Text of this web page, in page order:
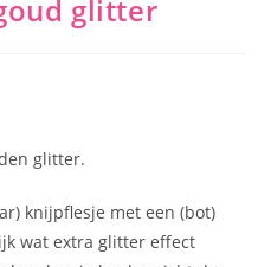
glitter
glitter.
knijpflesje met een (bot)
wat extra glitter effect